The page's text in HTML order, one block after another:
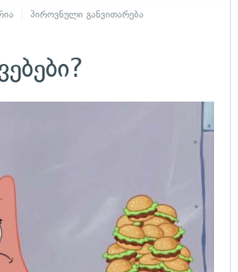
პიროვნული განვითარება